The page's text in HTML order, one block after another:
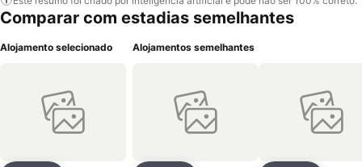
Comparar com estadias semelhantes
Alojamento selecionado Alojamentos semelhantes